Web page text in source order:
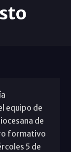
equipo de
de
formativo
5 de